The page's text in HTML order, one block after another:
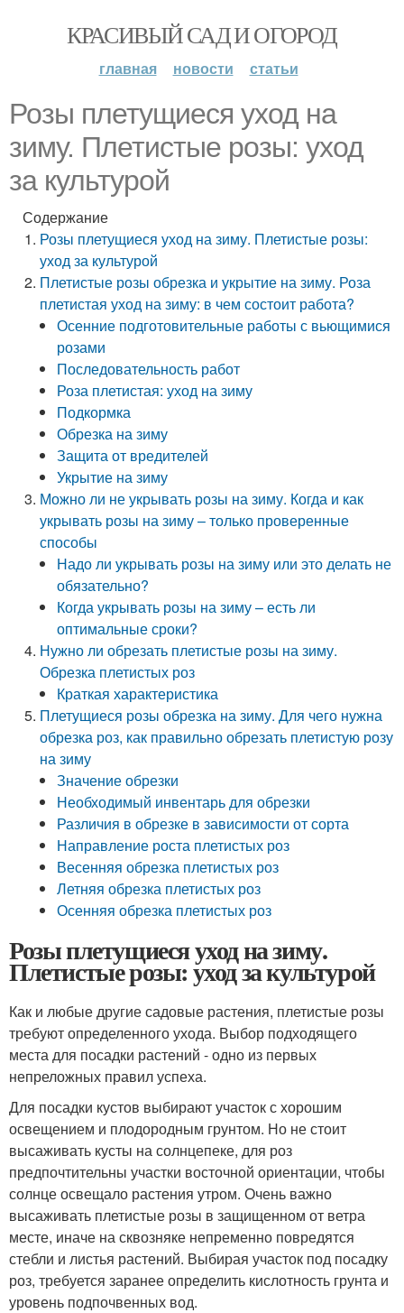
КРАСИВЫЙ САД И ОГОРОД
главная новости статьи
Розы плетущиеся уход на
зиму. Плетистые розы: уход
за культурой
Содержание
Розы плетущиеся уход на зиму. Плетистые розы:
уход за культурой
Плетистые розы обрезка и укрытие на зиму. Роза
плетистая уход на зиму: в чем состоит работа?
Осенние подготовительные работы с вьющимися
розами
Последовательность работ
Роза плетистая: уход на зиму
Подкормка
Обрезка на зиму
Защита от вредителей
Укрытие на зиму
Можно ли не укрывать розы на зиму. Когда и как
укрывать розы на зиму – только проверенные
способы
Надо ли укрывать розы на зиму или это делать не
обязательно?
Когда укрывать розы на зиму – есть ли
оптимальные сроки?
Нужно ли обрезать плетистые розы на зиму.
Обрезка плетистых роз
Краткая характеристика
Плетущиеся розы обрезка на зиму. Для чего нужна
обрезка роз, как правильно обрезать плетистую розу
на зиму
Значение обрезки
Необходимый инвентарь для обрезки
Различия в обрезке в зависимости от сорта
Направление роста плетистых роз
Весенняя обрезка плетистых роз
Летняя обрезка плетистых роз
Осенняя обрезка плетистых роз
Розы плетущиеся уход на зиму.
Плетистые розы: уход за культурой
Как и любые другие садовые растения, плетистые розы
требуют определенного ухода. Выбор подходящего
места для посадки растений - одно из первых
непреложных правил успеха.
Для посадки кустов выбирают участок с хорошим
освещением и плодородным грунтом. Но не стоит
высаживать кусты на солнцепеке, для роз
предпочтительны участки восточной ориентации, чтобы
солнце освещало растения утром. Очень важно
высаживать плетистые розы в защищенном от ветра
месте, иначе на сквозняке непременно повредятся
стебли и листья растений. Выбирая участок под посадку
роз, требуется заранее определить кислотность грунта и
уровень подпочвенных вод.